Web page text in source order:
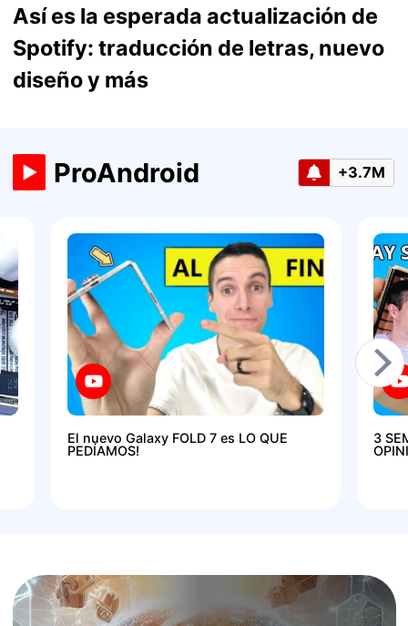
Así es la esperada actualización de
Spotify: traducción de letras, nuevo
diseño y más
ProAndroid +3.7M
El nuevo Galaxy FOLD 7 es LO QUE
PEDÍAMOS!
3